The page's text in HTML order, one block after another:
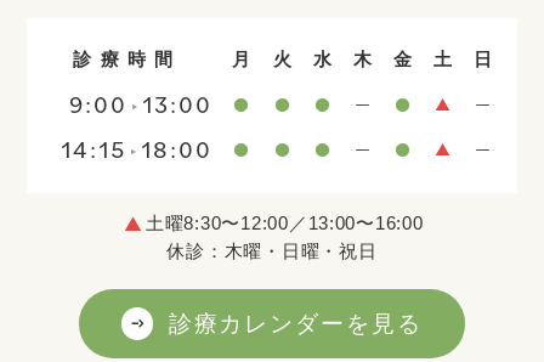
診療時間 月 火 水 木 金 土 日
9:00
13:00
14:15 18:00
土曜8:30〜12:00／13:00〜16:00
休診：木曜・日曜・祝日
診療カレンダーを見る